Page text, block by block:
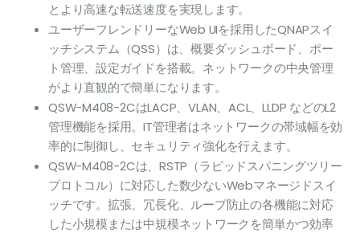
とより高速な転送速度を実現します。
ユーザーフレンドリーなWeb UIを採用したQNAPスイ
ッチシステム（QSS）は、概要ダッシュボード、ポー
ト管理、設定ガイドを搭載。ネットワークの中央管理
がより直観的で簡単になります。
QSW-M408-2CはLACP、VLAN、ACL、LLDP などのL2
管理機能を採用。IT管理者はネットワークの帯域幅を効
率的に制御し、セキュリティ強化を行えます。
QSW-M408-2Cは、RSTP（ラピッドスパニングツリー
プロトコル）に対応した数少ないWebマネージドスイ
ッチです。拡張、冗長化、ループ防止の各機能に対応
した小規模または中規模ネットワークを簡単かつ効率